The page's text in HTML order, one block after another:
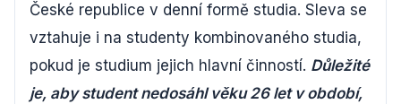
České republice v denní formě studia. Sleva se
vztahuje i na studenty kombinovaného studia,
pokud je studium jejich hlavní činností. Důležité
je, aby student nedosáhl věku 26 let v období,